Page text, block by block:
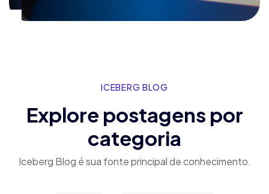
ICEBERG BLOG
Explore postagens por
categoria
Iceberg Blog é sua fonte principal de conhecimento.